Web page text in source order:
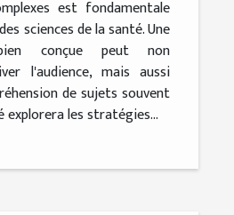
est fondamentale
sciences de la santé. Une
conçue peut non
l'audience, mais aussi
de sujets souvent
explorera les stratégies...